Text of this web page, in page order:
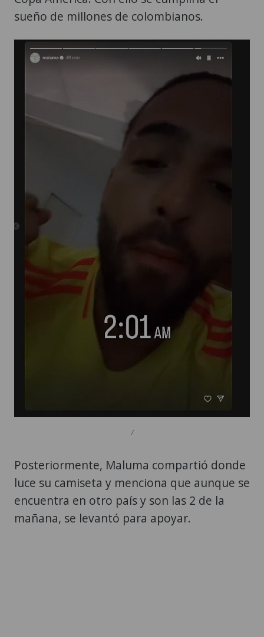
sueño de millones de colombianos.
/
Posteriormente, Maluma compartió donde
luce su camiseta y menciona que aunque se
encuentra en otro país y son las 2 de la
mañana, se levantó para apoyar.